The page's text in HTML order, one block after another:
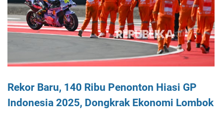
Rekor Baru, 140 Ribu Penonton Hiasi GP
Indonesia 2025, Dongkrak Ekonomi Lombok